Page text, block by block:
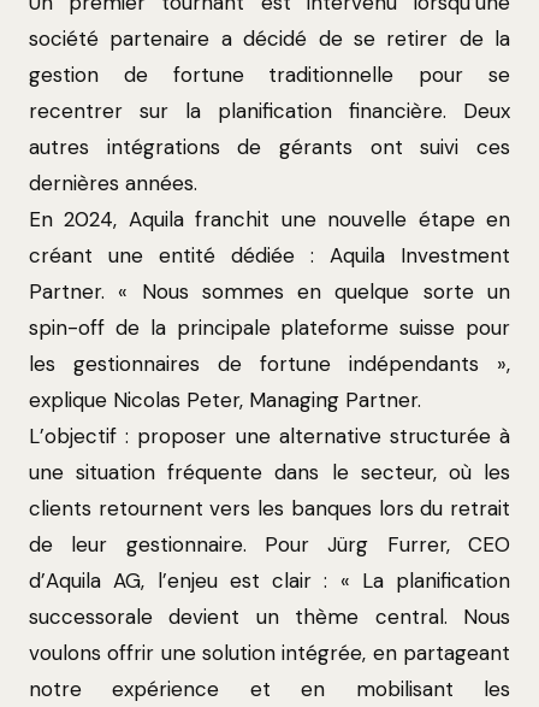
société partenaire a décidé de se retirer de la
gestion de fortune traditionnelle pour se
recentrer sur la planification financière. Deux
autres intégrations de gérants ont suivi ces
dernières années.
En 2024, Aquila franchit une nouvelle étape en
créant une entité dédiée : Aquila Investment
Partner. « Nous sommes en quelque sorte un
spin-off de la principale plateforme suisse pour
les gestionnaires de fortune indépendants »,
explique Nicolas Peter, Managing Partner.
L’objectif : proposer une alternative structurée à
une situation fréquente dans le secteur, où les
clients retournent vers les banques lors du retrait
de leur gestionnaire. Pour Jürg Furrer, CEO
d’Aquila AG, l’enjeu est clair : « La planification
successorale devient un thème central. Nous
voulons offrir une solution intégrée, en partageant
notre expérience et en mobilisant les